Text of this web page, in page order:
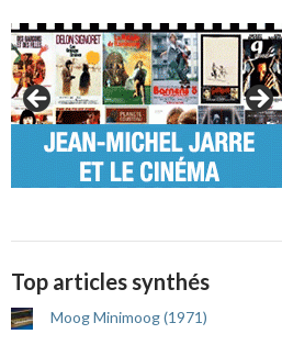
Top articles synthés
Moog Minimoog (1971)